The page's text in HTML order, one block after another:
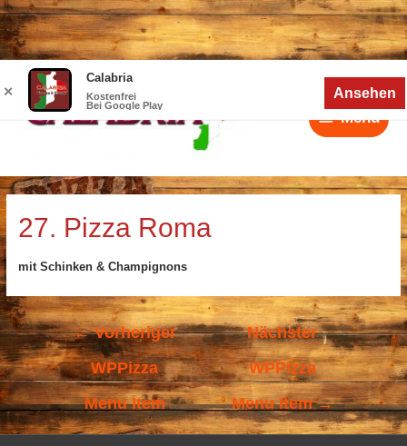
Inhalt
springen
Menü
Menü
27. Pizza Roma
mit Schinken & Champignons
Beitragsnavigation
←Vorheriger
WPPizza
Menu Item
Nächster
WPPizza
Menu Item→
✕
Calabria
Kostenfrei
Bei Google Play
Ansehen